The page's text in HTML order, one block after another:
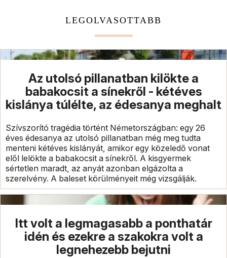
LEGOLVASOTTABB
Az utolsó pillanatban kilökte a
babakocsit a sínekről - kétéves
kislánya túlélte, az édesanya meghalt
Szívszorító tragédia történt Németországban: egy 26
éves édesanya az utolsó pillanatban még meg tudta
menteni kétéves kislányát, amikor egy közeledő vonat
elől lelökte a babakocsit a sínekről. A kisgyermek
sértetlen maradt, az anyát azonban elgázolta a
szerelvény. A baleset körülményeit még vizsgálják.
Itt volt a legmagasabb a ponthatár
idén és ezekre a szakokra volt a
legnehezebb bejutni